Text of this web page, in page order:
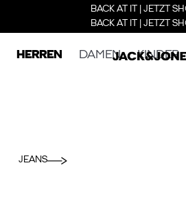
BACK AT IT | JETZT
BACK AT IT | JETZT
HERREN DAMEN KINDER
JEANS